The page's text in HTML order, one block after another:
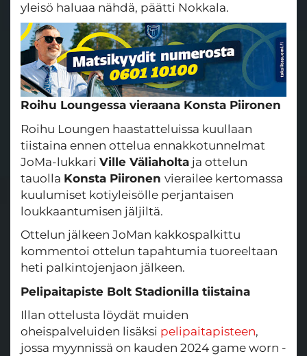
yleisö haluaa nähdä, päätti Nokkala.
Roihu Loungessa vieraana Konsta Piironen
Roihu Loungen haastatteluissa kuullaan
tiistaina ennen ottelua ennakkotunnelmat
JoMa-lukkari Ville Väliaholta ja ottelun
tauolla Konsta Piironen vierailee kertomassa
kuulumiset kotiyleisölle perjantaisen
loukkaantumisen jäljiltä.
Ottelun jälkeen JoMan kakkospalkittu
kommentoi ottelun tapahtumia tuoreeltaan
heti palkintojenjaon jälkeen.
Pelipaitapiste Bolt Stadionilla tiistaina
Illan ottelusta löydät muiden
oheispalveluiden lisäksi pelipaitapisteen,
jossa myynnissä on kauden 2024 game worn -